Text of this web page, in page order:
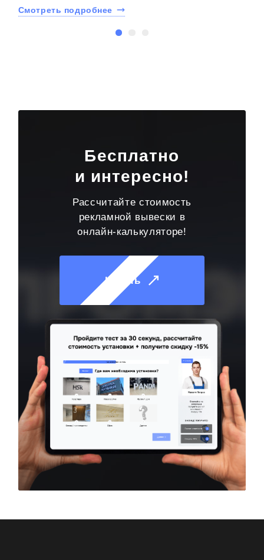
Смотреть подробнее
Бесплатно
и интересно!
Рассчитайте стоимость
рекламной вывески в
онлайн-калькуляторе!
Начать